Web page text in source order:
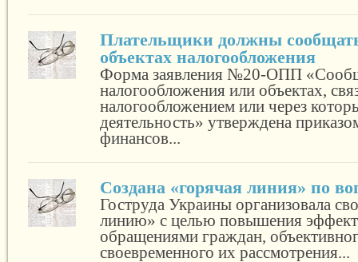
Плательщики должны
объектах налогообложения
Форма заявления №20-ОПП
налогообложения или объектах,
налогообложением или через
деятельность» утверждена
финансов...
Создана «горячая линия» по
Гоструда Украины организовала
линию» с целью повышения
обращениями граждан,
своевременного их рассмотрения...